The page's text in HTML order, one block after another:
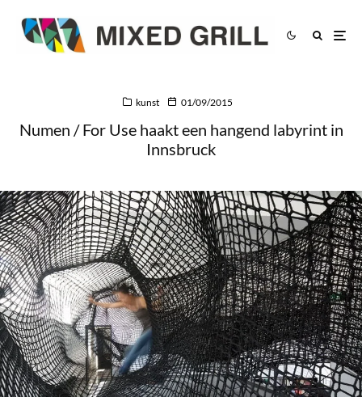
kunst 01/09/2015
Numen / For Use haakt een hangend labyrint in
Innsbruck